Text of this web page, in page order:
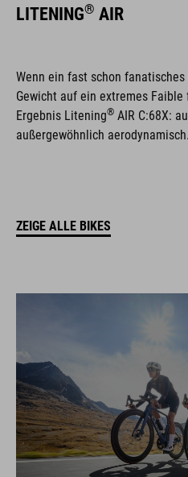
LITENING® AIR
Wenn ein fast schon
Gewicht auf ein extremes
Ergebnis Litening® AIR C:68X:
außergewöhnlich aerodynamisch.
ZEIGE ALLE BIKES